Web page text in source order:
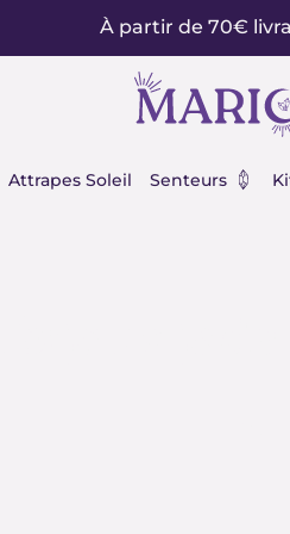
À partir de 70€
Attrapes Soleil Senteurs